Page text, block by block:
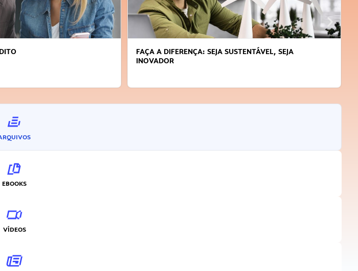
SEJA
APRENDA A GERENCIAR O SEU TEMPO
EBOOKS
VÍDEOS